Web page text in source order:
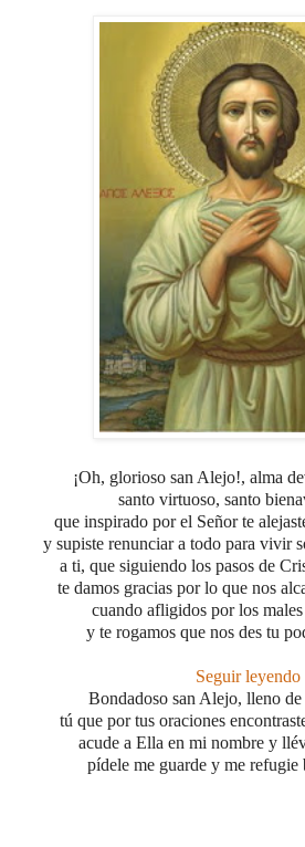
¡Oh, glorioso san Alejo!, alma
santo virtuoso, santo
que inspirado por el Señorte
y supiste renunciar a todo para vivir
a ti, que siguiendo los pasos de
te damos gracias por lo que nos
cuando afligidos por los
y te rogamos que nos des tu
Seguir leyendo
Bondadoso san Alejo, lleno
tú que por tus oraciones
acude a Ella en mi nombre y
pídele me guarde y me refugie